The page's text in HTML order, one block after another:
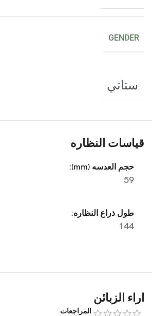
GENDER
ستاتي
قياسات النظاره
حجم العدسه (mm):
59
طول ذراع النظاره:
144
اراء الزبائن
المراجعات